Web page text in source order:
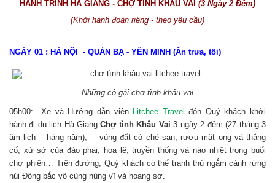
HÀNH TRÌNH HÀ GIANG - CHỢ TÌNH KHÂU VAI (3 Ngày 2 Đêm)
(Khởi hành đoàn riêng - theo yêu cầu)
NGÀY 01 : HÀ NỘI - QUẢN BẠ - YÊN MINH (Ăn trưa, tối)
Những cô gái chợ tình khâu vai
05h00: Xe và Hướng dẫn viên Litchee Travel đón Quý khách khởi
hành đi du lịch Hà Giang-Chợ tình Khâu Vai3 ngày 2 đêm (27 tháng 3
âm lịch – hàng năm), - vùng đất có chè san, rượu mật ong và thắng
cố, xứ sở của đào phai, hoa lê, truyền thống và náo nhiệt trong buổi
chợ phiên… Trên đường, Quý khách có thể tranh thủ ngắm cảnh rừng
núi Đông bắc vô cùng hùng vĩ và hoang sơ.